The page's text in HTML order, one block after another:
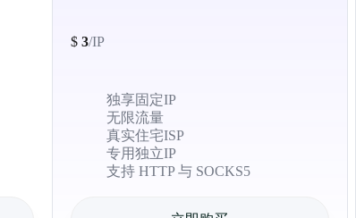
$ 3/IP
独享固定IP
无限流量
真实住宅ISP
专用独立IP
支持 HTTP 与 SOCKS5